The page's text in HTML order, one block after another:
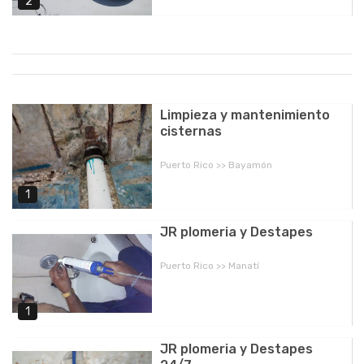
1
Limpieza y mantenimiento
cisternas
Puerto Rico >> Bayamón
1
JR plomeria y Destapes
Puerto Rico >> Manatí
JR plomeria y Destapes